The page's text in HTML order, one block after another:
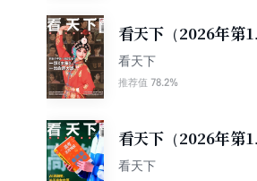
看天下（2026年第16
期）
看天下
推荐值 78.2%
看天下（2026年第15
期）
看天下